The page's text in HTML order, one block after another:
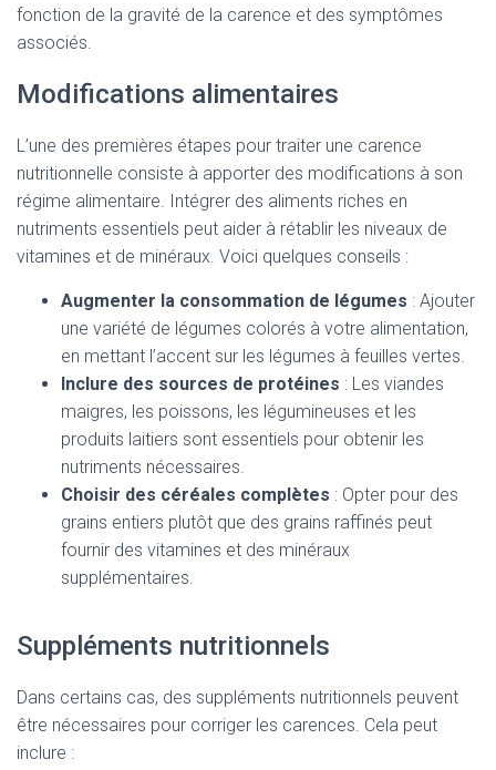
fonction de la gravité de la carence et des symptômes
associés.
Modifications alimentaires
L’une des premières étapes pour traiter une carence
nutritionnelle consiste à apporter des modifications à son
régime alimentaire. Intégrer des aliments riches en
nutriments essentiels peut aider à rétablir les niveaux de
vitamines et de minéraux. Voici quelques conseils :
Augmenter la consommation de légumes : Ajouter
une variété de légumes colorés à votre alimentation,
en mettant l’accent sur les légumes à feuilles vertes.
Inclure des sources de protéines : Les viandes
maigres, les poissons, les légumineuses et les
produits laitiers sont essentiels pour obtenir les
nutriments nécessaires.
Choisir des céréales complètes : Opter pour des
grains entiers plutôt que des grains raffinés peut
fournir des vitamines et des minéraux
supplémentaires.
Suppléments nutritionnels
Dans certains cas, des suppléments nutritionnels peuvent
être nécessaires pour corriger les carences. Cela peut
inclure :